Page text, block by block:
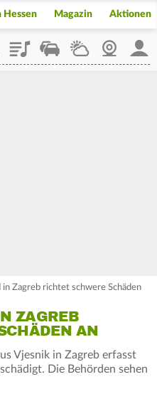
Hessen Magazin Aktionen
PlaylistStaupilotWetterWebcam
in Zagreb richtet schwere Schäden
ZAGREB
AN
Vjesnik in Zagreb erfasst
Die Behörden sehen